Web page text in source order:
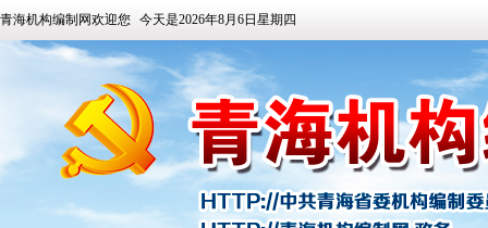
青海机构编制网欢迎您 今天是2026年8月6日星期四